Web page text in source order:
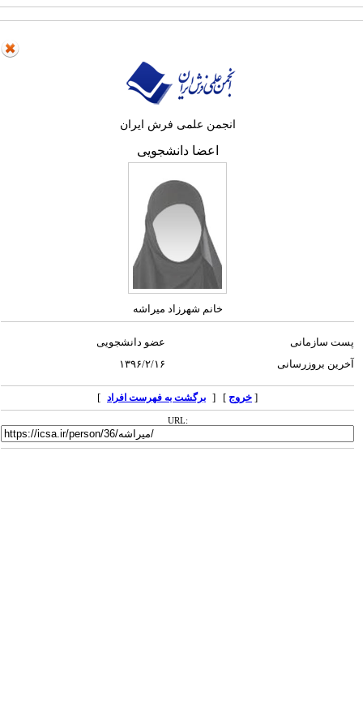
انجمن علمی فرش ایران
اعضا دانشجویی
خانم شهرزاد میراشه
پست سازمانی
عضو دانشجویی
آخرین بروزرسانی
۱۳۹۶/۲/۱۶
خروج] [ برگشت به فهرست افراد ]
URL: